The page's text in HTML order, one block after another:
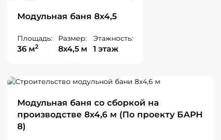
Модульная баня 8х4,5
Площадь:
36 м2
Размер:
8х4,5 м
Этажность:
1 этаж
Модульная баня со сборкой на
производстве 8х4,6 м (По проекту БАРН
8)